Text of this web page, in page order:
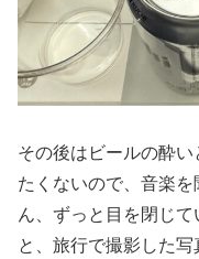
その後はビールの酔
たくないので、音楽
ん、ずっと目を閉じ
と、旅行で撮影した